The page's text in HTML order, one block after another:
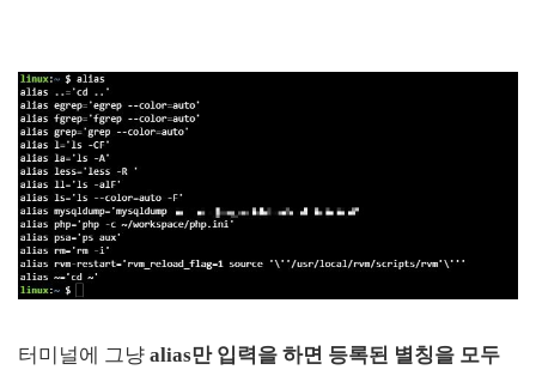
터미널에 그냥 alias만 입력을 하면 등록된 별칭을 모두